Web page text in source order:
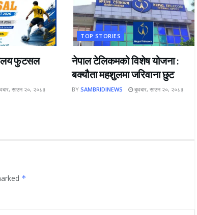
फुटसल
साउन २०, २०८३
TOP STORIES
नेपाल टेलिकमको विशेष योजना :
बक्यौता महशुलमा जरिवाना छुट
BY SAMBRIDINEWS बुधबार, साउन २०, २०८३
*